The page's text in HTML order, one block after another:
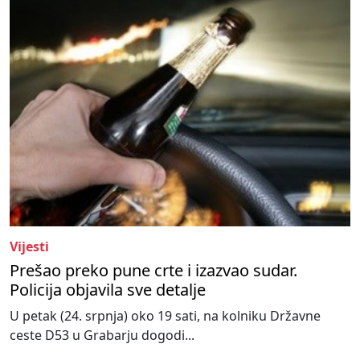
Vijesti
Prešao preko pune crte i izazvao sudar.
Policija objavila sve detalje
U petak (24. srpnja) oko 19 sati, na kolniku Državne
ceste D53 u Grabarju dogodi...